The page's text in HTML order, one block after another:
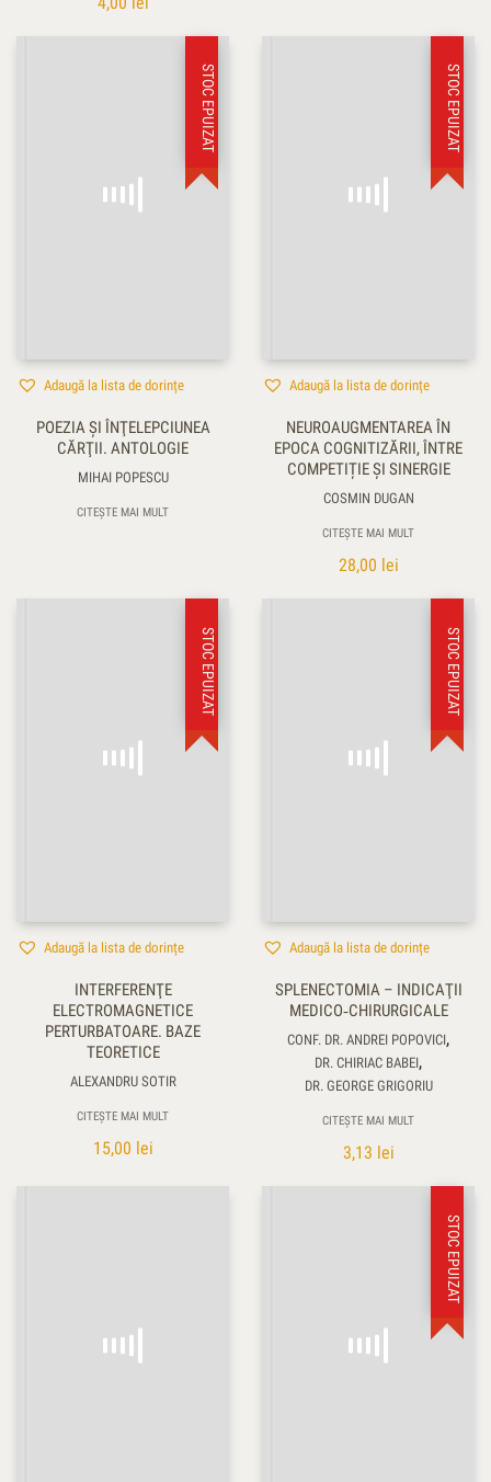
STOC EPUIZAT
Adaugă la lista de dorințe
POEZIA ŞI ÎNŢELEPCIUNEA
CĂRŢII. ANTOLOGIE
MIHAI POPESCU
CITEȘTE MAI MULT
STOC EPUIZAT
Adaugă la lista de dorințe
NEUROAUGMENTAREA ÎN
EPOCA COGNITIZĂRII, ÎNTRE
COMPETIȚIE ȘI SINERGIE
COSMIN DUGAN
CITEȘTE MAI MULT
28,00 lei
STOC EPUIZAT
Adaugă la lista de dorințe
INTERFERENŢE
ELECTROMAGNETICE
PERTURBATOARE. BAZE
TEORETICE
ALEXANDRU SOTIR
CITEȘTE MAI MULT
15,00 lei
STOC EPUIZAT
Adaugă la lista de dorințe
SPLENECTOMIA – INDICAŢII
MEDICO‑CHIRURGICALE
CONF. DR. ANDREI POPOVICI,
DR. CHIRIAC BABEI,
DR. GEORGE GRIGORIU
CITEȘTE MAI MULT
3,13 lei
STOC EPUIZAT